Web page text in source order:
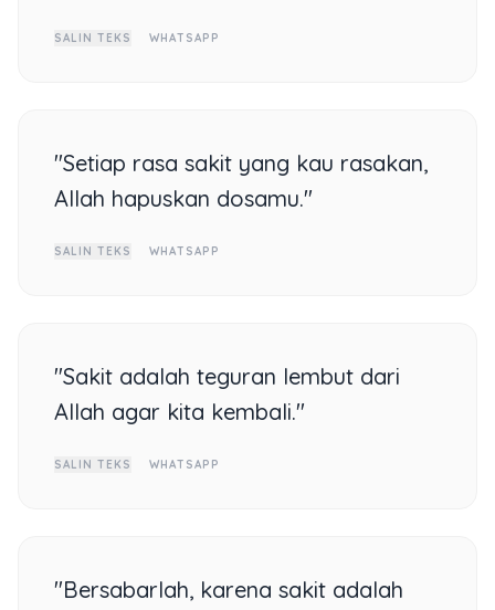
SALIN TEKS WHATSAPP
"Setiap rasa sakit yang kau rasakan,
Allah hapuskan dosamu."
SALIN TEKS WHATSAPP
"Sakit adalah teguran lembut dari
Allah agar kita kembali."
SALIN TEKS WHATSAPP
"Bersabarlah, karena sakit adalah